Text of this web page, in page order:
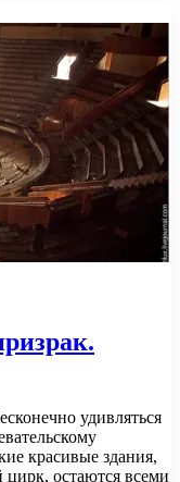
удивляться
красивые здания,
остаются всеми